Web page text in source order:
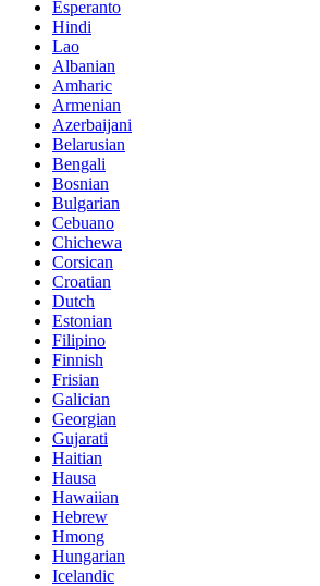
Esperanto
Hindi
Lao
Albanian
Amharic
Armenian
Azerbaijani
Belarusian
Bengali
Bosnian
Bulgarian
Cebuano
Chichewa
Corsican
Croatian
Dutch
Estonian
Filipino
Finnish
Frisian
Galician
Georgian
Gujarati
Haitian
Hausa
Hawaiian
Hebrew
Hmong
Hungarian
Icelandic